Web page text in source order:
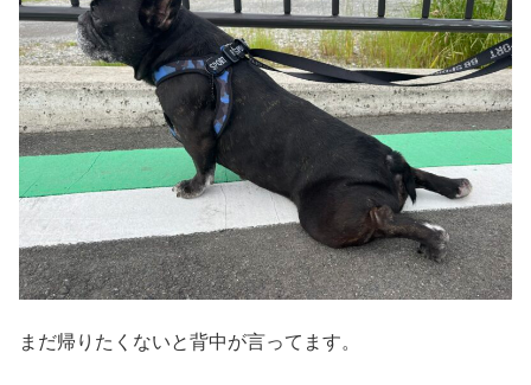
まだ帰りたくないと背中が言ってます。